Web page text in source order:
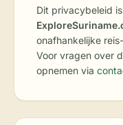
Dit privacybeleid
onafhankelijke
Voor vragen over
opnemen via